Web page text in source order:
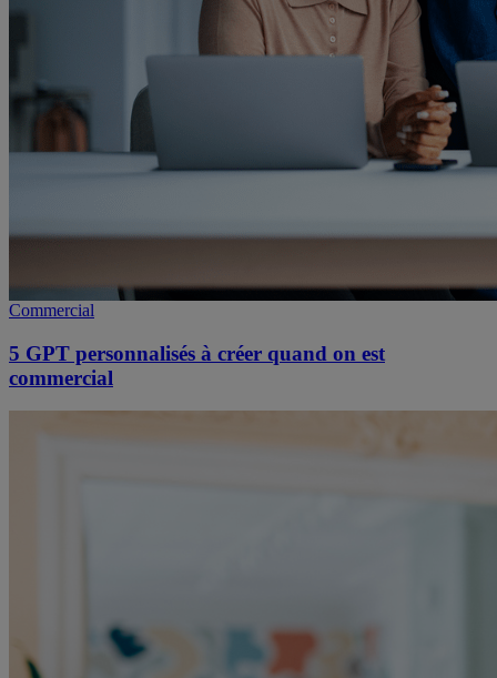
Commercial
5 GPT personnalisés à créer quand on est
commercial